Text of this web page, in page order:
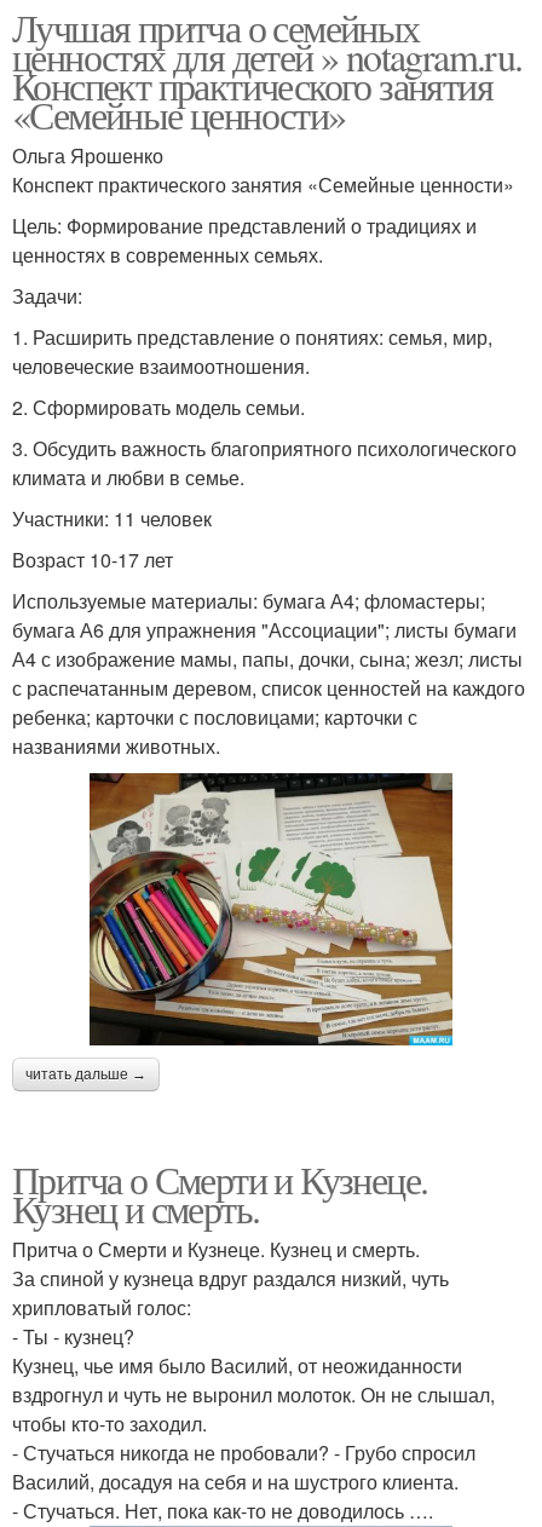
Лучшая притча о семейных
ценностях для детей » notagram.ru.
Конспект практического занятия
«Семейные ценности»
Ольга Ярошенко
Конспект практического занятия «Семейные ценности»
Цель: Формирование представлений о традициях и
ценностях в современных семьях.
Задачи:
1. Расширить представление о понятиях: семья, мир,
человеческие взаимоотношения.
2. Сформировать модель семьи.
3. Обсудить важность благоприятного психологического
климата и любви в семье.
Участники: 11 человек
Возраст 10-17 лет
Используемые материалы: бумага А4; фломастеры;
бумага А6 для упражнения "Ассоциации"; листы бумаги
А4 с изображение мамы, папы, дочки, сына; жезл; листы
с распечатанным деревом, список ценностей на каждого
ребенка; карточки с пословицами; карточки с
названиями животных.
читать дальше →
Притча о Смерти и Кузнеце.
Кузнец и смерть.
Притча о Смерти и Кузнеце. Кузнец и смерть.
За спиной у кузнеца вдруг раздался низкий, чуть
хрипловатый голос:
- Ты - кузнец?
Кузнец, чье имя было Василий, от неожиданности
вздрогнул и чуть не выронил молоток. Он не слышал,
чтобы кто-то заходил.
- Стучаться никогда не пробовали? - Грубо спросил
Василий, досадуя на себя и на шустрого клиента.
- Стучаться. Нет, пока как-то не доводилось ….